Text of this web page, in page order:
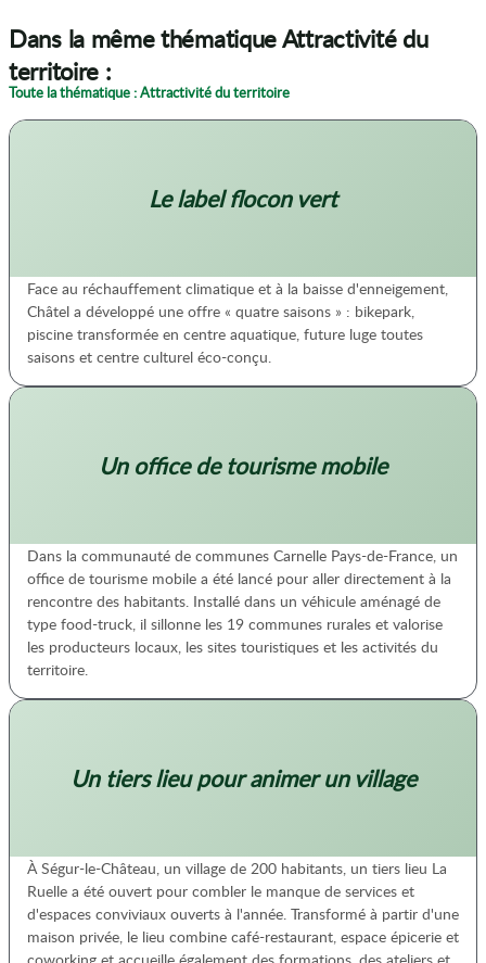
Dans la même thématique Attractivité du
territoire :
Toute la thématique : Attractivité du territoire
Le label flocon vert
Face au réchauffement climatique et à la baisse d'enneigement,
Châtel a développé une offre « quatre saisons » : bikepark,
piscine transformée en centre aquatique, future luge toutes
saisons et centre culturel éco-conçu.
Un office de tourisme mobile
Dans la communauté de communes Carnelle Pays-de-France, un
office de tourisme mobile a été lancé pour aller directement à la
rencontre des habitants. Installé dans un véhicule aménagé de
type food-truck, il sillonne les 19 communes rurales et valorise
les producteurs locaux, les sites touristiques et les activités du
territoire.
Un tiers lieu pour animer un village
À Ségur-le-Château, un village de 200 habitants, un tiers lieu La
Ruelle a été ouvert pour combler le manque de services et
d'espaces conviviaux ouverts à l'année. Transformé à partir d'une
maison privée, le lieu combine café-restaurant, espace épicerie et